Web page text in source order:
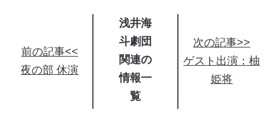
前の記事<<
夜の部 休演
浅井海
斗劇団
関連の
情報
次の記事>>
ゲスト出演：柚
姫将